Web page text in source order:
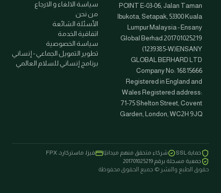
POINT E-03-06, Jalan Taman
Ibukota, Setapak, 53300 Kuala
Lumpur Malaysia - Ensany
Global Berhad 201701025219
(1239385-W)ENSANY
GLOBAL BERHARD LTD
Company No: 16815666
Registered in England and
Wales Registered address:
71-75 Shelton Street, Covent
Garden, London, WC2H 9JQ
سياسة الالغاء و الارجاع
من نحن
الأسئلة الشائعة
اتفاقية الخدمة
سياسة الخصوصية
تطوير التمويل الجماعي - إنساني
برنامج إنساني للسلام العالمي
حماية SSL شركاء متحقق منهم ميدانيًا
فيزا، ماستركارد، FPX
جمعية مسجلة برقم 201701025219
حقوق الطبع والنشر © جميع الحقوق محفوظة